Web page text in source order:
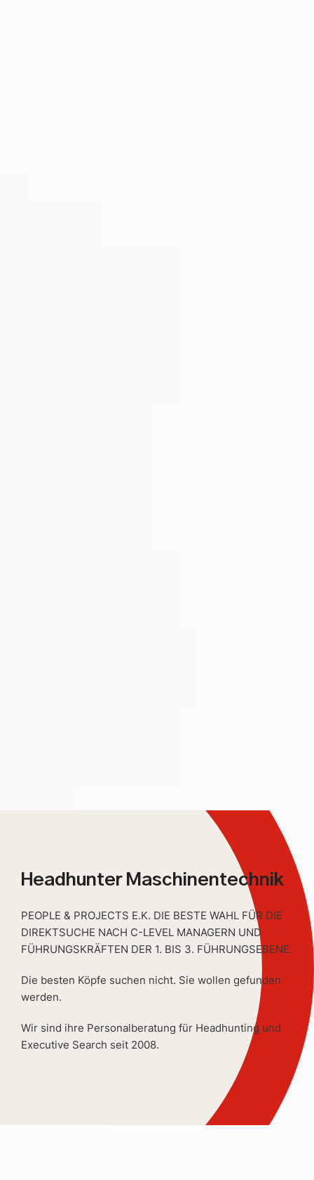
Headhunter Maschinentechnik
PEOPLE & PROJECTS E.K. DIE BESTE WAHL FÜR DIE
DIREKTSUCHE NACH C-LEVEL MANAGERN UND
FÜHRUNGSKRÄFTEN DER 1. BIS 3. FÜHRUNGSEBENE.
Die besten Köpfe suchen nicht. Sie wollen gefunden
werden.
Wir sind ihre Personalberatung für Headhunting und
Executive Search seit 2008.